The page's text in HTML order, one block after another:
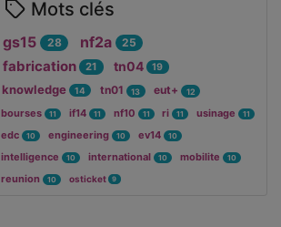
Mots clés
gs15 28 nf2a 25
fabrication 21 tn04 19
knowledge 14 tn01 13 eut+ 12
bourses 11 if14 11 nf10 11 ri 11 usinage 11
edc 10 engineering 10 ev14 10
intelligence 10 international 10 mobilite 10
reunion 10 osticket 9